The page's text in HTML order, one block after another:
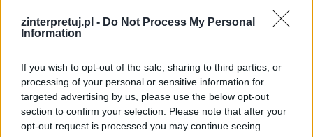
zinterpretuj.pl - Do Not Process My Personal
Information
If you wish to opt-out of the sale, sharing to third parties, or
processing of your personal or sensitive information for
targeted advertising by us, please use the below opt-out
section to confirm your selection. Please note that after your
opt-out request is processed you may continue seeing
Nazwa